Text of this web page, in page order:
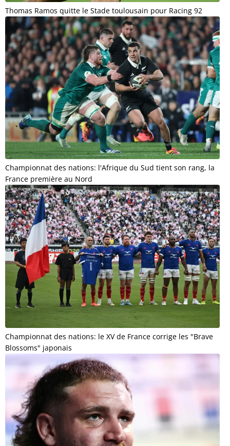
Thomas Ramos quitte le Stade toulousain pour Racing 92
Championnat des nations: l'Afrique du Sud tient son rang, la
France première au Nord
Championnat des nations: le XV de France corrige les "Brave
Blossoms" japonais